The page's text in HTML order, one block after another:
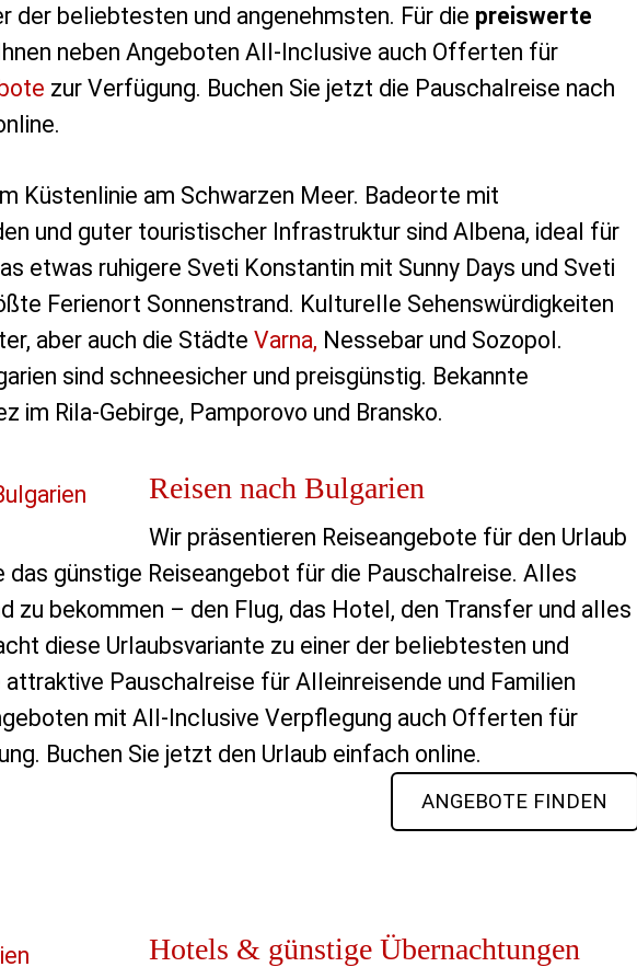
der beliebtesten und angenehmsten. Für die preiswerte
neben Angeboten All-Inclusive auch Offerten für
zur Verfügung. Buchen Sie jetzt die Pauschalreise nach
Küstenlinie am Schwarzen Meer. Badeorte mit
und guter touristischer Infrastruktur sind Albena, ideal für
etwas ruhigere Sveti Konstantin mit Sunny Days und Sveti
Ferienort Sonnenstrand. Kulturelle Sehenswürdigkeiten
aber auch die Städte Varna, Nessebar und Sozopol.
sind schneesicher und preisgünstig. Bekannte
im Rila-Gebirge, Pamporovo und Bransko.
Reisen nach Bulgarien
Wir präsentieren Reiseangebote für den Urlaub
das günstige Reiseangebot für die Pauschalreise. Alles
zu bekommen – den Flug, das Hotel, den Transfer und alles
diese Urlaubsvariante zu einer der beliebtesten und
attraktive Pauschalreise für Alleinreisende und Familien
mit All-Inclusive Verpflegung auch Offerten für
Buchen Sie jetzt den Urlaub einfach online.
ANGEBOTE FINDEN
Hotels & günstige Übernachtungen